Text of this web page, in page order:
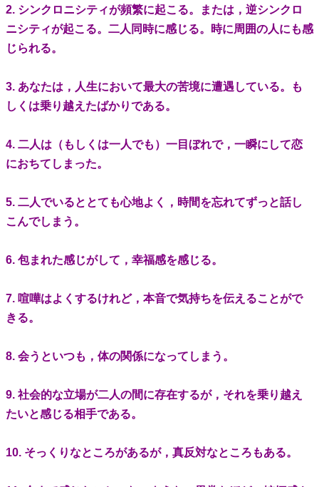
2. シンクロニシティが頻繁に起こる。または，逆シンクロ
ニシティが起こる。二人同時に感じる。時に周囲の人にも感
じられる。
3. あなたは，人生において最大の苦境に遭遇している。も
しくは乗り越えたばかりである。
4. 二人は（もしくは一人でも）一目ぼれで，一瞬にして恋
におちてしまった。
5. 二人でいるととても心地よく，時間を忘れてずっと話し
こんでしまう。
6. 包まれた感じがして，幸福感を感じる。
7. 喧嘩はよくするけれど，本音で気持ちを伝えることがで
きる。
8. 会うといつも，体の関係になってしまう。
9. 社会的な立場が二人の間に存在するが，それを乗り越え
たいと感じる相手である。
10. そっくりなところがあるが，真反対なところもある。